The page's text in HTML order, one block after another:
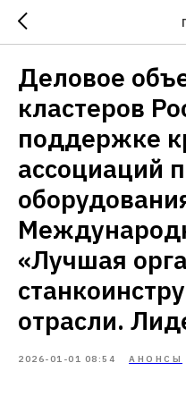
Деловое
кластеров
поддержке
ассоциаций
«Лучшая
отрасли.
2026-01-01 08:54 АНОНСЫ